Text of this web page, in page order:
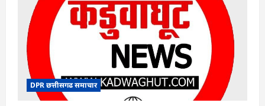
DPR छत्तीसगढ समाचार